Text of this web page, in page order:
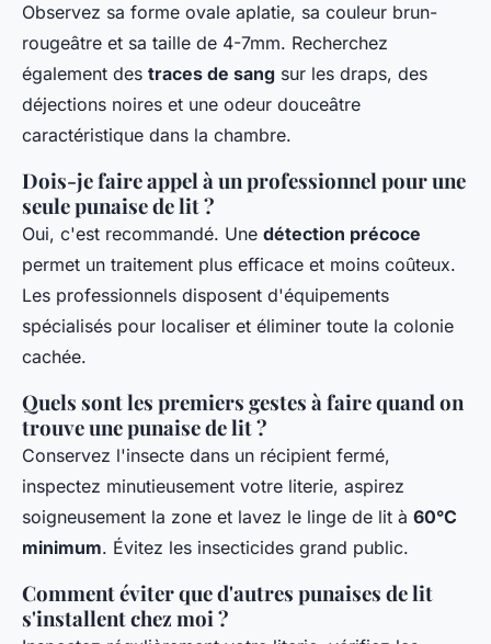
Observez sa forme ovale aplatie, sa couleur brun-
rougeâtre et sa taille de 4-7mm. Recherchez
également des traces de sang sur les draps, des
déjections noires et une odeur douceâtre
caractéristique dans la chambre.
Dois-je faire appel à un professionnel pour une
seule punaise de lit ?
Oui, c'est recommandé. Une détection précoce
permet un traitement plus efficace et moins coûteux.
Les professionnels disposent d'équipements
spécialisés pour localiser et éliminer toute la colonie
cachée.
Quels sont les premiers gestes à faire quand on
trouve une punaise de lit ?
Conservez l'insecte dans un récipient fermé,
inspectez minutieusement votre literie, aspirez
soigneusement la zone et lavez le linge de lit à 60°C
minimum. Évitez les insecticides grand public.
Comment éviter que d'autres punaises de lit
s'installent chez moi ?